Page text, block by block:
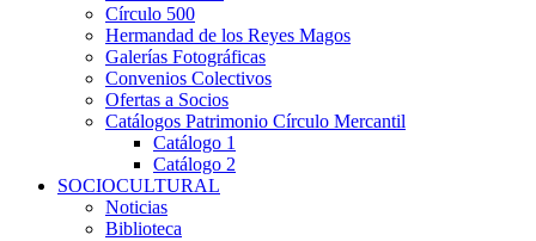
Círculo 500
Hermandad de los Reyes Magos
Galerías Fotográficas
Convenios Colectivos
Ofertas a Socios
Catálogos Patrimonio Círculo Mercantil
Catálogo 1
Catálogo 2
SOCIOCULTURAL
Noticias
Biblioteca